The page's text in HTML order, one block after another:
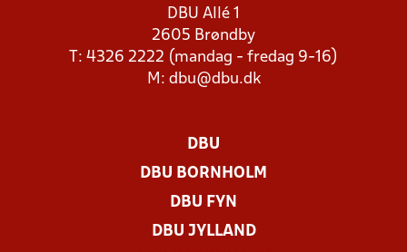
DBU Allé 1
2605 Brøndby
T: 4326 2222 (mandag - fredag 9-16)
M: dbu@dbu.dk
DBU
DBU BORNHOLM
DBU FYN
DBU JYLLAND